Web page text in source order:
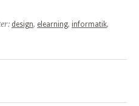
design, elearning, informatik,